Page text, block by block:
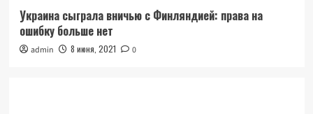
Украина сыграла вничью с Финляндией: права на
ошибку больше нет
admin 8 июня, 2021 0